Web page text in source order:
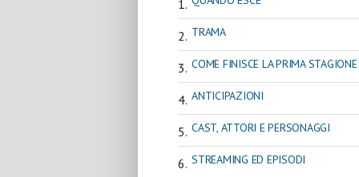
TRAMA
COME FINISCE LA PRIMA STAGIONE
ANTICIPAZIONI
CAST, ATTORI E PERSONAGGI
STREAMING ED EPISODI